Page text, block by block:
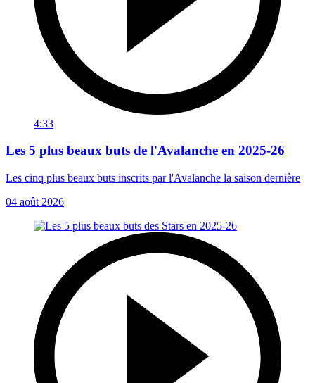
4:33
Les 5 plus beaux buts de l'Avalanche en 2025-26
Les cinq plus beaux buts inscrits par l'Avalanche la saison dernière
04 août 2026